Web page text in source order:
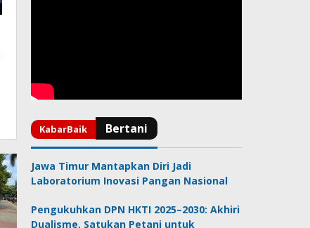
Jawa Timur Mantapkan Diri Jadi
Laboratorium Inovasi Pangan Nasional
Pengukuhkan DPN HKTI 2025–2030: Akhiri
Dualisme, Satukan Petani untuk